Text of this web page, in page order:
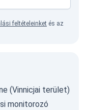
feltételeinket és az
(Vinnicjai terület)
monitorozó